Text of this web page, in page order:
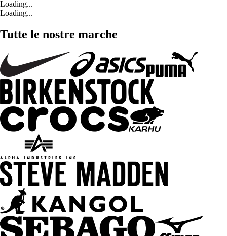
Loading...
Loading...
Tutte le nostre marche